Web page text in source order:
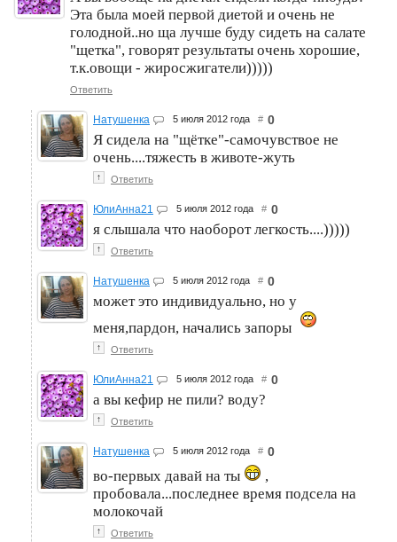
Эта была моей первой диетой и очень не
голодной..но ща лучше буду сидеть на салате
"щетка", говорят результаты очень хорошие,
т.к.овощи - жиросжигатели)))))
Ответить
Натушенка 5 июля 2012 года # 0
Я сидела на "щётке"-самочувствое не
очень....тяжесть в животе-жуть
↑ Ответить
ЮлиАнна21 5 июля 2012 года # 0
я слышала что наоборот легкость....)))))
↑ Ответить
Натушенка 5 июля 2012 года # 0
может это индивидуально, но у
меня,пардон, начались запоры
↑ Ответить
ЮлиАнна21 5 июля 2012 года # 0
а вы кефир не пили? воду?
↑ Ответить
Натушенка 5 июля 2012 года # 0
во-первых давай на ты
,
пробовала...последнее время подсела на
молокочай
↑ Ответить